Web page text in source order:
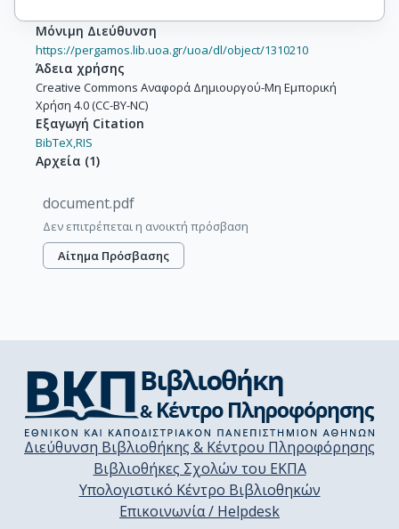
Μόνιμη Διεύθυνση
https://pergamos.lib.uoa.gr/uoa/dl/object/1310210
Άδεια χρήσης
Creative Commons Αναφορά Δημιουργού-Μη Εμπορική
Χρήση 4.0 (CC-BY-NC)
Εξαγωγή Citation
BibTeX,RIS
Αρχεία (1)
document.pdf
Δεν επιτρέπεται η ανοικτή πρόσβαση
Αίτημα Πρόσβασης
Διεύθυνση Βιβλιοθήκης & Κέντρου Πληροφόρησης
Βιβλιοθήκες Σχολών του ΕΚΠΑ
Υπολογιστικό Κέντρο Βιβλιοθηκών
Επικοινωνία / Helpdesk